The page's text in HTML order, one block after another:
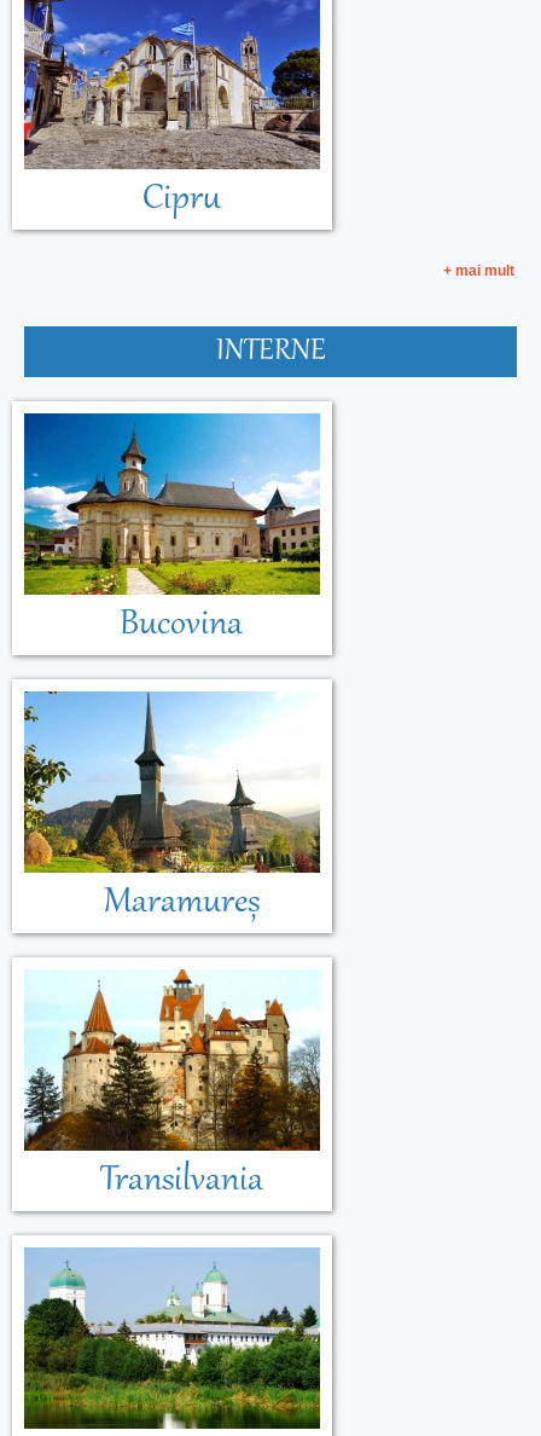
Cipru
+ mai mult
INTERNE
Bucovina
Maramureș
Transilvania